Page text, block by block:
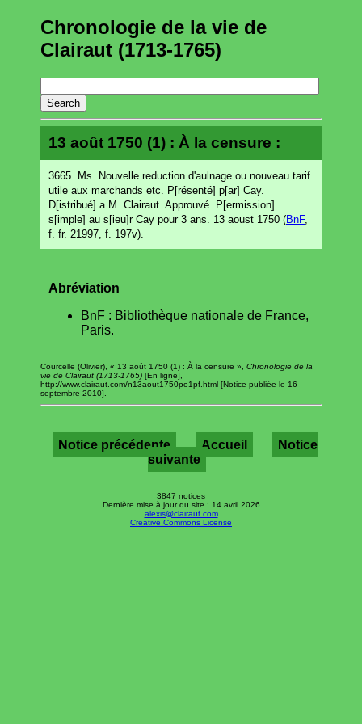
Chronologie de la vie de
Clairaut (1713-1765)
13 août 1750 (1) : À la censure :
3665. Ms. Nouvelle reduction d'aulnage ou nouveau tarif
utile aux marchands etc. P[résenté] p[ar] Cay.
D[istribué] a M. Clairaut. Approuvé. P[ermission]
s[imple] au s[ieu]r Cay pour 3 ans. 13 aoust 1750 (BnF,
f. fr. 21997, f. 197v).
Abréviation
BnF : Bibliothèque nationale de France,
Paris.
Courcelle (Olivier), « 13 août 1750 (1) : À la censure », Chronologie de la
vie de Clairaut (1713-1765) [En ligne],
http://www.clairaut.com/n13aout1750po1pf.html [Notice publiée le 16
septembre 2010].
Notice précédente Accueil
Notice
suivante
3847 notices
Dernière mise à jour du site : 14 avril 2026
alexis@clairaut.com
Creative Commons License